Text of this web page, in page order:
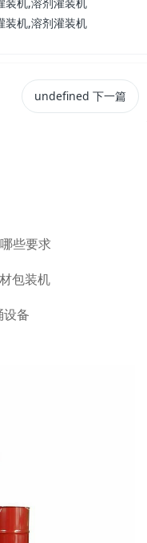
undefined 下一篇
些要求
包装机
设备